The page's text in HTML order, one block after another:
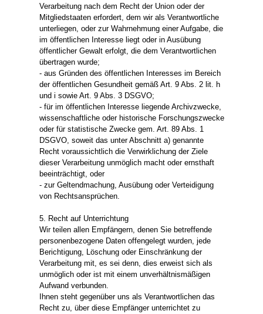
Verarbeitung nach dem Recht der Union oder der
Mitgliedstaaten erfordert, dem wir als Verantwortliche
unterliegen, oder zur Wahrnehmung einer Aufgabe, die
im öffentlichen Interesse liegt oder in Ausübung
öffentlicher Gewalt erfolgt, die dem Verantwortlichen
übertragen wurde;
- aus Gründen des öffentlichen Interesses im Bereich
der öffentlichen Gesundheit gemäß Art. 9 Abs. 2 lit. h
und i sowie Art. 9 Abs. 3 DSGVO;
- für im öffentlichen Interesse liegende Archivzwecke,
wissenschaftliche oder historische Forschungszwecke
oder für statistische Zwecke gem. Art. 89 Abs. 1
DSGVO, soweit das unter Abschnitt a) genannte
Recht voraussichtlich die Verwirklichung der Ziele
dieser Verarbeitung unmöglich macht oder ernsthaft
beeinträchtigt, oder
- zur Geltendmachung, Ausübung oder Verteidigung
von Rechtsansprüchen.
5. Recht auf Unterrichtung
Wir teilen allen Empfängern, denen Sie betreffende
personenbezogene Daten offengelegt wurden, jede
Berichtigung, Löschung oder Einschränkung der
Verarbeitung mit, es sei denn, dies erweist sich als
unmöglich oder ist mit einem unverhältnismäßigen
Aufwand verbunden.
Ihnen steht gegenüber uns als Verantwortlichen das
Recht zu, über diese Empfänger unterrichtet zu